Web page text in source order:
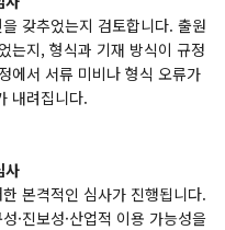
갖추었는지 검토합니다. 출원
는지, 형식과 기재 방식이 규정
에서 서류 미비나 형식 오류가
내려집니다.
사
본격적인 심사가 진행됩니다.
·진보성·산업적 이용 가능성을